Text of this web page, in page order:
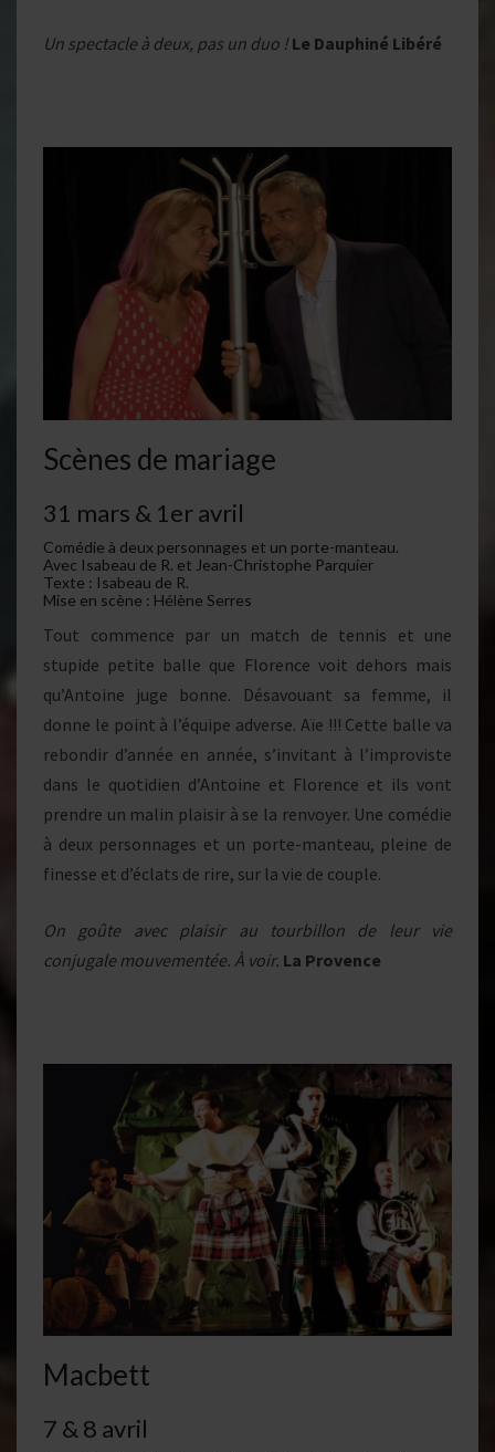
Un spectacle à deux, pas un duo ! Le Dauphiné Libéré
Scènes de mariage
31 mars & 1er avril
Comédie à deux personnages et un porte-manteau.
Avec Isabeau de R. et Jean-Christophe Parquier
Texte : Isabeau de R.
Mise en scène : Hélène Serres
Tout commence par un match de tennis et une
stupide petite balle que Florence voit dehors mais
qu’Antoine juge bonne. Désavouant sa femme, il
donne le point à l’équipe adverse. Aïe !!! Cette balle va
rebondir d’année en année, s’invitant à l’improviste
dans le quotidien d’Antoine et Florence et ils vont
prendre un malin plaisir à se la renvoyer. Une comédie
à deux personnages et un porte-manteau, pleine de
finesse et d’éclats de rire, sur la vie de couple.
On goûte avec plaisir au tourbillon de leur vie
conjugale mouvementée. À voir. La Provence
Macbett
7 & 8 avril